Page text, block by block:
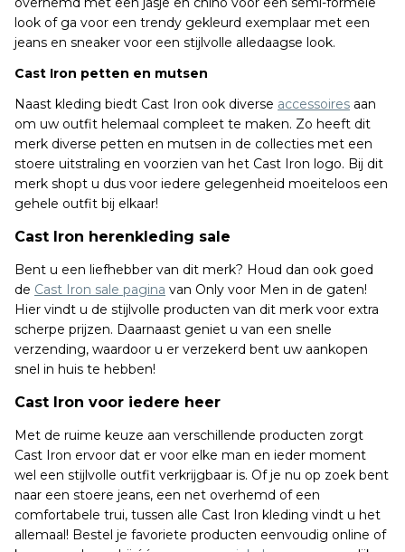
look of ga voor een trendy gekleurd exemplaar met een
jeans en sneaker voor een stijlvolle alledaagse look.
Cast Iron petten en mutsen
Naast kleding biedt Cast Iron ook diverse accessoires aan
om uw outfit helemaal compleet te maken. Zo heeft dit
merk diverse petten en mutsen in de collecties met een
stoere uitstraling en voorzien van het Cast Iron logo. Bij dit
merk shopt u dus voor iedere gelegenheid moeiteloos een
gehele outfit bij elkaar!
Cast Iron herenkleding sale
Bent u een liefhebber van dit merk? Houd dan ook goed
de Cast Iron sale pagina van Only voor Men in de gaten!
Hier vindt u de stijlvolle producten van dit merk voor extra
scherpe prijzen. Daarnaast geniet u van een snelle
verzending, waardoor u er verzekerd bent uw aankopen
snel in huis te hebben!
Cast Iron voor iedere heer
Met de ruime keuze aan verschillende producten zorgt
Cast Iron ervoor dat er voor elke man en ieder moment
wel een stijlvolle outfit verkrijgbaar is. Of je nu op zoek bent
naar een stoere jeans, een net overhemd of een
comfortabele trui, tussen alle Cast Iron kleding vindt u het
allemaal! Bestel je favoriete producten eenvoudig online of